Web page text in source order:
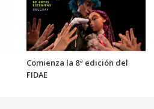
Comienza la 8ª edición del
FIDAE